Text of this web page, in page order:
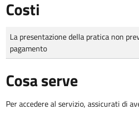
Costi
Tipo di pagamento
Importo
La presentazione della pratica non
pagamento
Cosa serve
Per accedere al servizio, assicurati di